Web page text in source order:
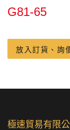
G81-65
放入訂貨、詢
極速貿易有限